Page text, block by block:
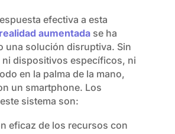
efectiva a esta
realidad aumentadase ha
una solución disruptiva. Sin
ni dispositivos específicos, ni
en la palma de la mano,
un smartphone. Los
sistema son:
eficaz de los recursos con